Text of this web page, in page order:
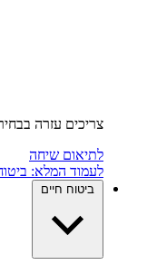
צריכים עזרה
לתיאום שיחה
לעמוד המלא:
ביטוח חיים